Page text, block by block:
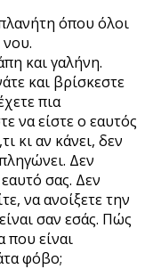
όπου όλοι
και γαλήνη.
και βρίσκεστε
πια
να είστε ο εαυτός
κι αν κάνει, δεν
Δεν
σας. Δεν
να ανοίξετε την
σαν εσάς. Πώς
που είναι
φόβο;